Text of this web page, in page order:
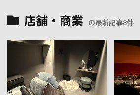
店舗・商業 の最新記事8件